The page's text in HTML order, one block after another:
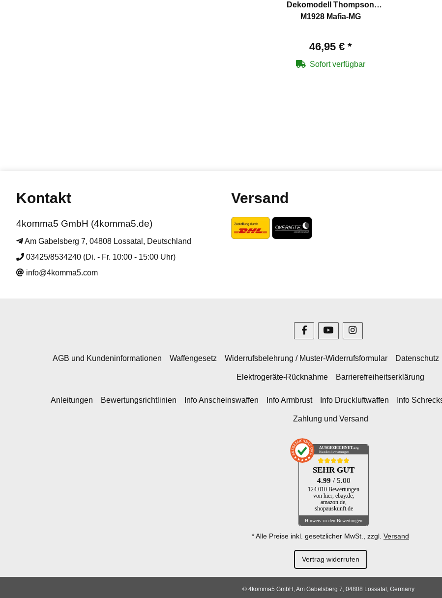
Dekomodell Thompson
M1928 Mafia-MG
46,95 € *
Sofort verfügbar
Kontakt
4komma5 GmbH (4komma5.de)
Am Gabelsberg 7, 04808 Lossatal, Deutschland
03425/8534240 (Di. - Fr. 10:00 - 15:00 Uhr)
info@4komma5.com
Versand
AGB und Kundeninformationen Waffengesetz Widerrufsbelehrung / Muster-Widerrufsformular Datenschutz
Elektrogeräte-Rücknahme Barrierefreiheitserklärung
Anleitungen Bewertungsrichtlinien Info Anscheinswaffen Info Armbrust Info Druckluftwaffen Info
Zahlung und Versand
AUSGEZEICHNET .org
Kundenbewertungen
SEHR GUT
4.99 / 5.00
124.010 Bewertungen
von hier, ebay.de,
amazon.de,
shopauskunft.de
Hinweis zu den Bewertungen
* Alle Preise inkl. gesetzlicher MwSt., zzgl. Versand
Vertrag widerrufen
© 4komma5 GmbH, Am Gabelsberg 7, 04808 Lossatal, Germany